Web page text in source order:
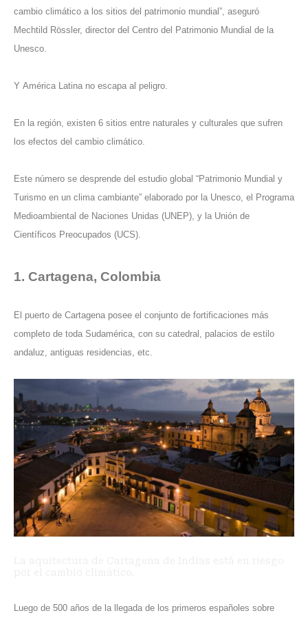
cambio climático a los sitios del patrimonio mundial”, aseguró
Mechtild Rössler, director del Centro del Patrimonio Mundial de la
Unesco.
Y América Latina no escapa al peligro.
En la región, existen 6 sitios entre naturales y culturales que sufren
los efectos del cambio climático.
Este número se desprende del estudio global “Patrimonio Mundial y
Turismo en un clima cambiante” elaborado por la Unesco, el Programa
Medioambiental de Naciones Unidas (UNEP), y la Unión de
Científicos Preocupados (UCS).
1. Cartagena, Colombia
El puerto de Cartagena posee el conjunto de fortificaciones más
completo de toda Sudamérica, con su catedral, palacios de estilo
andaluz, antiguas residencias, etc.
Luego de 500 años de la llegada de los primeros españoles sobre